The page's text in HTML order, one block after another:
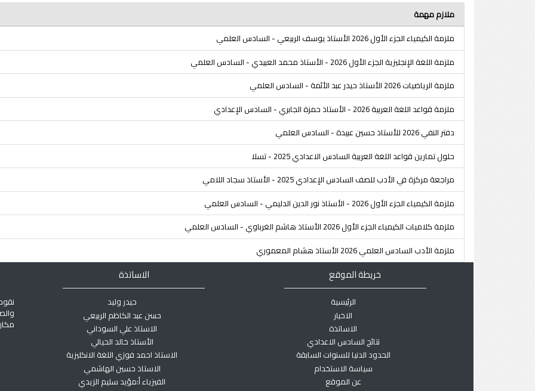
ملازم مهمة
ملزمة الكيمياء الجزء الأول 2026 الأستاذ يوسف الربيعي - السادس العلمي
ملزمة اللغة الإنجليزية الجزء الأول 2026 - الأستاذ محمد العبيدي - السادس العلمي
ملزمة الرياضيات 2026 الأستاذ حيدر عبد الأئمة - السادس العلمي
ملزمة قواعد اللغة العربية 2026 - الأستاذ حمزة الجابري - السادس الإعدادي
دفتر النفي 2026 للأستاذ حسين عبيدة - السادس العلمي
حلول تمارين قواعد اللغة العربية السادس الاعدادي 2025 - تسلا
مراجعة مركزة في الأدب للصف السادس الإعدادي 2025 - الأستاذ سجاد اللامي
ملزمة الكيمياء الجزء الأول 2026 - الأستاذ نور الدين الدليمي - السادس العلمي
ملزمة كلاميات الكيمياء الجزء الأول 2026 الأستاذ هاشم الغرباوي - السادس العلمي
ملزمة الأدب السادس العلمي 2026 الأستاذ هشام المعموري
خريطة الموقع
الرئيسية
الاخبار
الاساتذة
نتائج السادس الاعدادي
الحدود الدنيا للسنوات السابقة
سياسة الاستخدام
عن الموقع
الاساتذة
حيدر وليد
حسن عبد الكاظم الربيعي
الاستاذ علي السوداني
الأستاذ خالد الحيالي
الاستاذ احمد فوزي اللغة الانكليزية
الاستاذ حسين الهاشمي
الفيزياء أ:مؤيد سليم الزيدي